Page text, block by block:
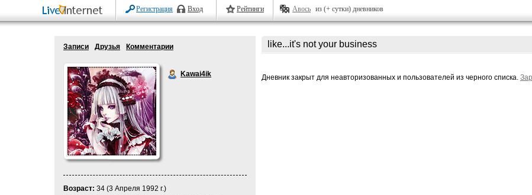
Регистрация Вход Рейтинги Авось из (+ сутки) дневников
Записи Друзья Комментарии
Kawai4ik
Возраст: 34 (3 Апреля 1992 г.)
like...it's not your business
Дневник закрыт для неавторизованных и пользователей из черного списка.